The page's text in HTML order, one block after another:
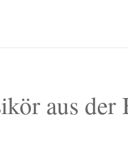
aus der